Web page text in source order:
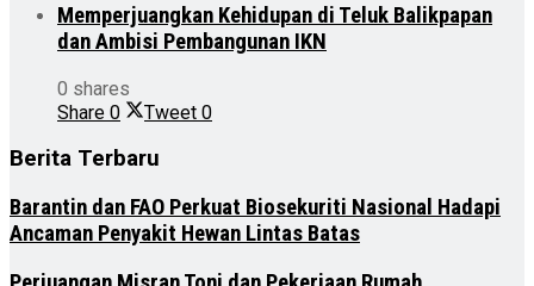
Memperjuangkan Kehidupan di Teluk Balikpapan
dan Ambisi Pembangunan IKN
0 shares
Share 0 Tweet 0
Berita Terbaru
Barantin dan FAO Perkuat Biosekuriti Nasional Hadapi
Ancaman Penyakit Hewan Lintas Batas